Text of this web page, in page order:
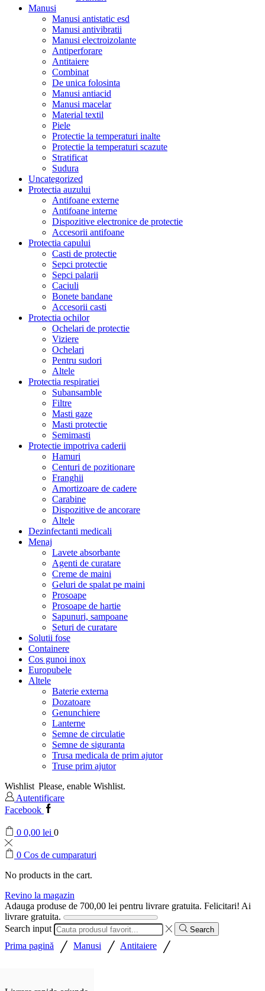
Manusi
Manusi antistatic esd
Manusi antivibratii
Manusi electroizolante
Antiperforare
Antitaiere
Combinat
De unica folosinta
Manusi antiacid
Manusi macelar
Material textil
Piele
Protectie la temperaturi inalte
Protectie la temperaturi scazute
Stratificat
Sudura
Uncategorized
Protectia auzului
Antifoane externe
Antifoane interne
Dispozitive electronice de protectie
Accesorii antifoane
Protectia capului
Casti de protectie
Sepci protectie
Sepci palarii
Caciuli
Bonete bandane
Accesorii casti
Protectia ochilor
Ochelari de protectie
Viziere
Ochelari
Pentru sudori
Altele
Protectia respiratiei
Subansamble
Filtre
Masti gaze
Masti protectie
Semimasti
Protectie impotriva caderii
Hamuri
Centuri de pozitionare
Franghii
Amortizoare de cadere
Carabine
Dispozitive de ancorare
Altele
Dezinfectanti medicali
Menaj
Lavete absorbante
Agenti de curatare
Creme de maini
Geluri de spalat pe maini
Prosoape
Prosoape de hartie
Sapunuri, sampoane
Seturi de curatare
Solutii fose
Containere
Cos gunoi inox
Europubele
Altele
Baterie externa
Dozatoare
Genunchiere
Lanterne
Semne de circulatie
Semne de siguranta
Trusa medicala de prim ajutor
Truse prim ajutor
Wishlist Please, enable Wishlist.
Autentificare
Facebook
0 0,00 lei 0
0 Cos de cumparaturi
No products in the cart.
Revino la magazin
Adauga produse de 700,00 lei pentru livrare gratuita. Felicitari! Ai
livrare gratuita.
Search input
Search
Prima pagină / Manusi / Antitaiere /